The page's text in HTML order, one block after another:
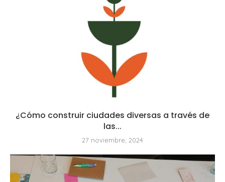
¿Cómo construir ciudades diversas a través de
las...
27 noviembre, 2024